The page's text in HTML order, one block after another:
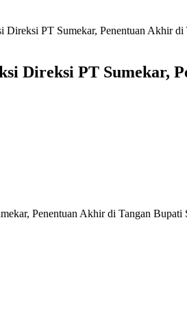
Direksi PT Sumekar, Penentuan Akhir di
Direksi PT Sumekar,
Penentuan Akhir di Tangan Bupati